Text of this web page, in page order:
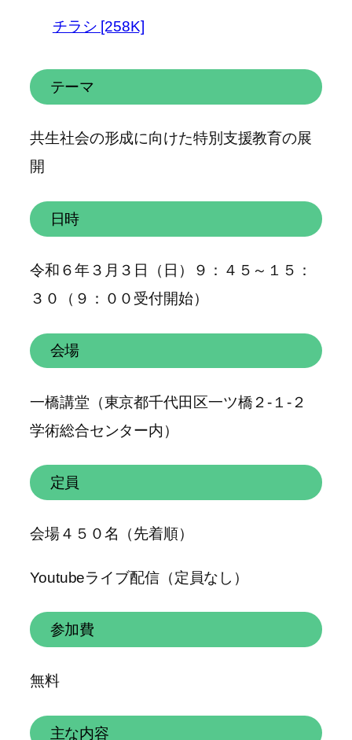
チラシ [258K]
テーマ
共生社会の形成に向けた特別支援教育の展
開
日時
令和６年３月３日（日）９：４５～１５：
３０（９：００受付開始）
会場
一橋講堂（東京都千代田区一ツ橋２-１-２
学術総合センター内）
定員
会場４５０名（先着順）
Youtubeライブ配信（定員なし）
参加費
無料
主な内容